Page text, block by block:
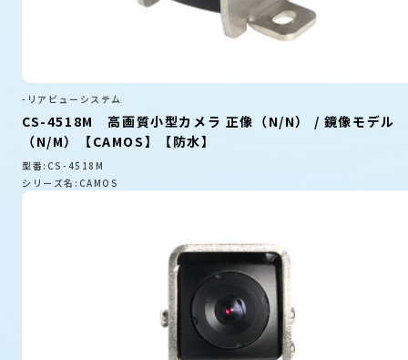
-リアビューシステム
CS-4518M 高画質小型カメラ 正像（N/N） / 鏡像モデル
（N/M）【CAMOS】【防水】
型番:CS-4518M
シリーズ名:CAMOS